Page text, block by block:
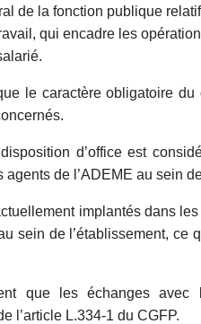
de la fonction publique
qui encadre les
le caractère obligatoire
d’office est
de l’ADEME au sein
implantés dans
sein de l’établissement,
que les échanges
l’article L.334-1 du CGFP.